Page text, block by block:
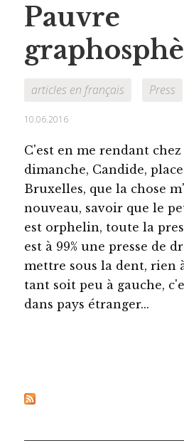
Pauvre
articles en français Press
10.06.2016
C'est en me rendant
dimanche, Candide,
Bruxelles, que la chose
nouveau, savoir que le
est orphelin, toute la
est à 99% une presse de
mettre sous la dent, rien
tant soit peu à gauche,
dans pays étranger...